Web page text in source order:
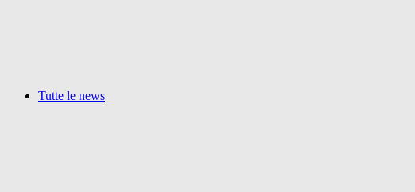
Tutte le news